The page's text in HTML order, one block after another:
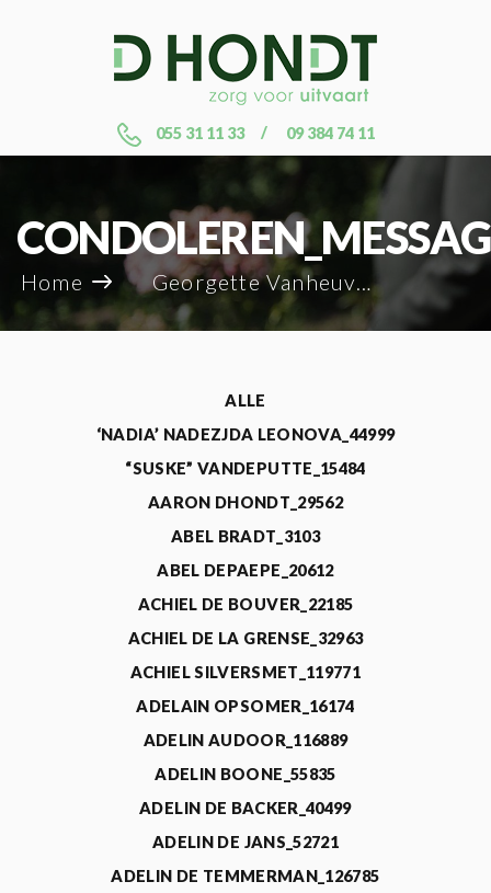
055 31 11 33 09 384 74 11
Home Georgette Vanheuverzwyn_27608
ALLE
‘NADIA’ NADEZJDA LEONOVA_44999
“SUSKE” VANDEPUTTE_15484
AARON DHONDT_29562
ABEL BRADT_3103
ABEL DEPAEPE_20612
ACHIEL DE BOUVER_22185
ACHIEL DE LA GRENSE_32963
ACHIEL SILVERSMET_119771
ADELAIN OPSOMER_16174
ADELIN AUDOOR_116889
ADELIN BOONE_55835
ADELIN DE BACKER_40499
ADELIN DE JANS_52721
ADELIN DE TEMMERMAN_126785